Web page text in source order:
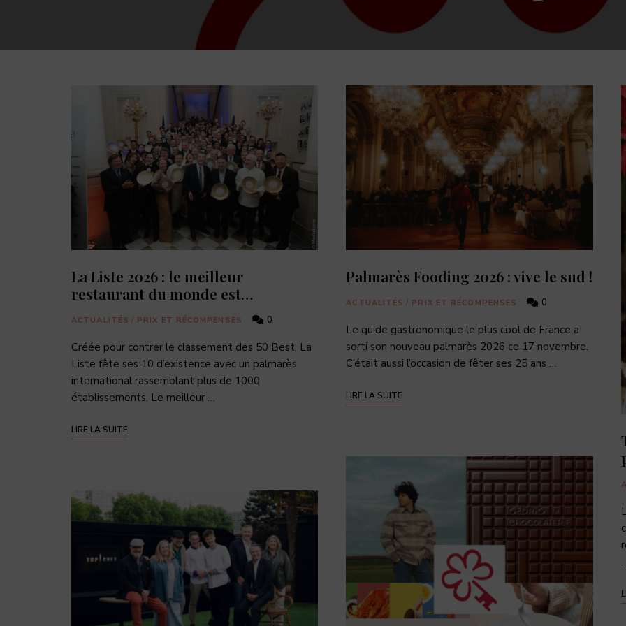
retrouve
des
recettes
originales,
les
food,
adresses
de
restaurants,
coffee
shops,
pâtisseries
découvrir.
La Liste 2026 : le meilleur
restaurant du monde est…
ACTUALITÉS / PRIX ET RÉCOMPENSES 0
Créée pour contrer le classement des 50 Best, La
Liste fête ses 10 d’existence avec un palmarès
international rassemblant plus de 1000
établissements. Le meilleur …
LIRE LA SUITE
Palmarès Fooding 2026 : vive le sud !
ACTUALITÉS / PRIX ET RÉCOMPENSES 0
Le guide gastronomique le plus cool de France a
sorti son nouveau palmarès 2026 ce 17 novembre.
C’était aussi l’occasion de fêter ses 25 ans …
LIRE LA SUITE